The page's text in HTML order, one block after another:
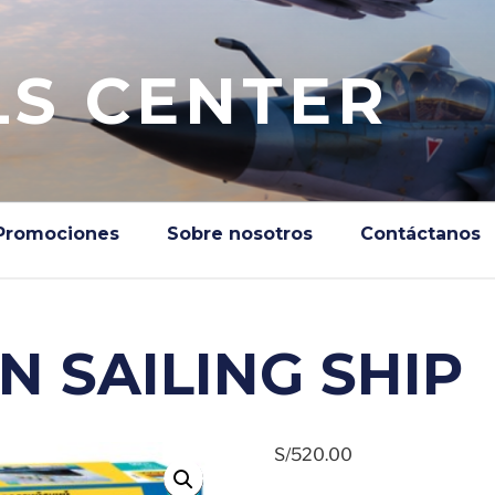
CENTER
Sobre nosotros Contáctanos
SAILING SHIP
S/520.00